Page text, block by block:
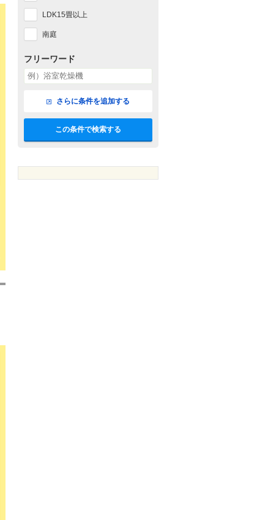
LDK15畳以上
南庭
フリーワード
さらに条件を追加する
この条件で検索する